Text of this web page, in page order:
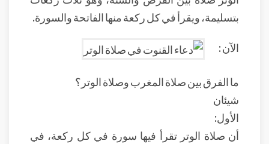
بتسليمة، ويقرأ في كل ركعة منها الفاتحة والسورة.
الآن :
ما الفرق بين صلاة المغرب وصلاة الوتر؟
شيئان
الأول:
أن صلاة الوتر تقرأ فيها سورة في كل ركعة، في